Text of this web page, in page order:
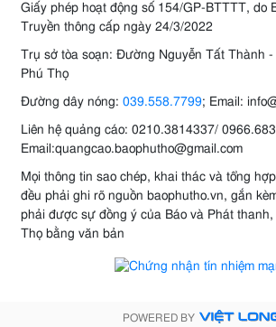
Giấy phép hoạt động số 154/GP-BTTTT, do
Truyền thông cấp ngày 24/3/2022
Trụ sở tòa soạn: Đường Nguyễn Tất Thành -
Phú Thọ
Đường dây nóng: 039.558.7799; Email:
Liên hệ quảng cáo: 0210.3814337/
Email:quangcao.baophutho@gmail.com
Mọi thông tin sao chép, khai thác và tổng
đều phải ghi rõ nguồn baophutho.vn, gắn
phải được sự đồng ý của Báo và Phát
Thọ bằng văn bản
POWERED BY